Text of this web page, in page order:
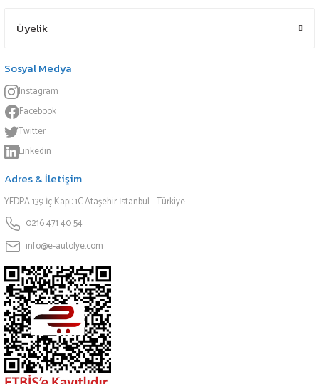
Üyelik
Sosyal Medya
Instagram
Facebook
Twitter
Linkedin
Adres & İletişim
YEDPA 139 İç Kapı: 1C Ataşehir İstanbul - Türkiye
0216 471 40 54
info@e-autolye.com